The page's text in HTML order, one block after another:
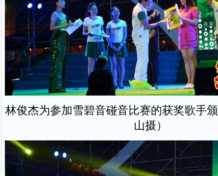
林俊杰为参加雪碧音碰音比赛的获奖歌手
山摄）